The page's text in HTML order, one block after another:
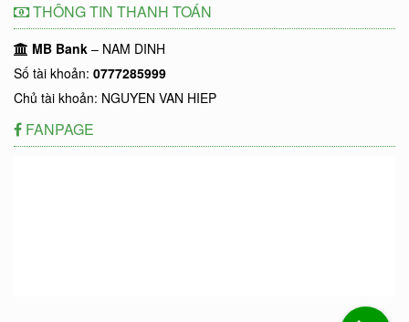
THÔNG TIN THANH TOÁN
MB Bank – NAM DINH
Số tài khoản: 0777285999
Chủ tài khoản: NGUYEN VAN HIEP
FANPAGE